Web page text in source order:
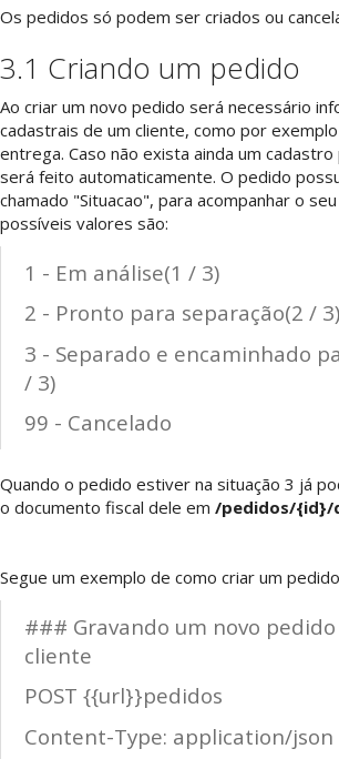
Os pedidos só podem ser criados ou
3.1 Criando um pedido
Ao criar um novo pedido será necessário
cadastrais de um cliente, como por
entrega. Caso não exista ainda um
será feito automaticamente. O pedido
chamado "Situacao", para acompanhar o
possíveis valores são:
1 - Em análise(1 / 3)
2 - Pronto para separação(2 / 3)
3 - Separado e encaminhado
/ 3)
99 - Cancelado
Quando o pedido estiver na situação 3 já
o documento fiscal dele em /pedidos/{id}/
Segue um exemplo de como criar um
### Gravando um novo
cliente
POST {{url}}pedidos
Content-Type: application/json